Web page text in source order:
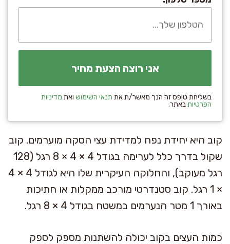
בשליחת טופס זה הנך מאשר/ת את תנאי השימוש ואת מדיניות
הפרטיותבאתר.
קוב היא יחידת נפח למדידת עצי הסקה מוערמים. קוב
שקול בדרך כלל לערימה בגודל 4 × 4 × 8 רגל (128
רגל מעוקב), והחלוקה העיקרית שלו היא לגודל 4 × 4
× 1 רגל. קוב סטנדרטי מורכב ממקלות או חתיכות
באורך 1 מטר הנערמים במשטח בגודל 4 × 8 רגל.
כמות העצים בקוב יכולה להשתנות מספק לספק